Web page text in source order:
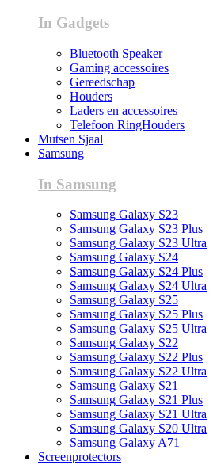
In Gadgets
Bluetooth Speaker
Gaming accessoires
Gereedschap
Houders
Laders en accessoires
Telefoon RingHouders
Mutsen Sjaal
Samsung
In Samsung
Samsung Galaxy S23
Samsung Galaxy S23 Plus
Samsung Galaxy S23 Ultra
Samsung Galaxy S24
Samsung Galaxy S24 Plus
Samsung Galaxy S24 Ultra
Samsung Galaxy S25
Samsung Galaxy S25 Plus
Samsung Galaxy S25 Ultra
Samsung Galaxy S22
Samsung Galaxy S22 Plus
Samsung Galaxy S22 Ultra
Samsung Galaxy S21
Samsung Galaxy S21 Plus
Samsung Galaxy S21 Ultra
Samsung Galaxy S20 Ultra
Samsung Galaxy A71
Screenprotectors